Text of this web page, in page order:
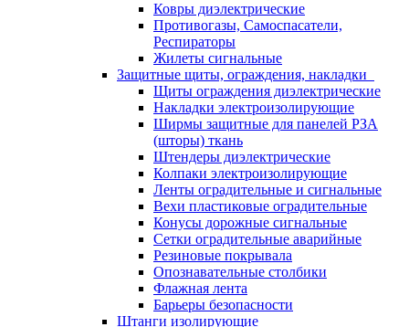
Ковры диэлектрические
Противогазы, Самоспасатели,
Респираторы
Жилеты сигнальные
Защитные щиты, ограждения, накладки
Щиты ограждения диэлектрические
Накладки электроизолирующие
Ширмы защитные для панелей РЗА
(шторы) ткань
Штендеры диэлектрические
Колпаки электроизолирующие
Ленты оградительные и сигнальные
Вехи пластиковые оградительные
Конусы дорожные сигнальные
Сетки оградительные аварийные
Резиновые покрывала
Опознавательные столбики
Флажная лента
Барьеры безопасности
Штанги изолирующие